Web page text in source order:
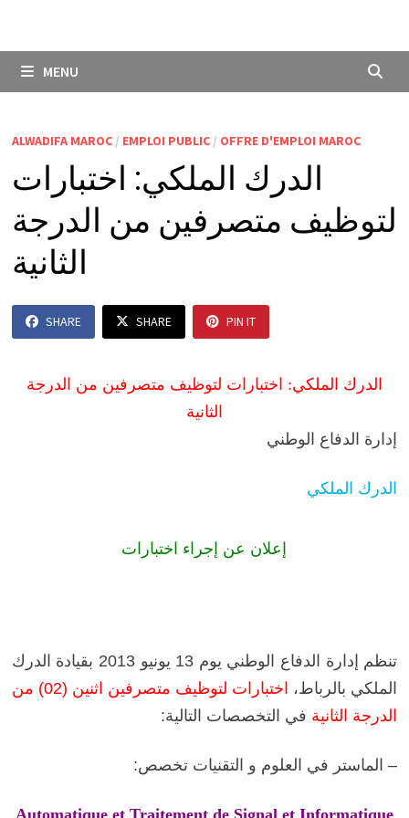
MENU
ALWADIFA MAROC/ EMPLOI PUBLIC/ OFFRE D'EMPLOI MAROC
الدرك الملكي: اختبارات
لتوظيف متصرفين من الدرجة
الثانية
SHARE SHARE PIN IT
الدرك الملكي: اختبارات لتوظيف متصرفين من الدرجة
الثانية
إدارة الدفاع الوطني
الدرك الملكي
إعلان عن إجراء اختبارات
تنظم إدارة الدفاع الوطني يوم 13 يونيو 2013 بقيادة الدرك
الملكي بالرباط،
اختبارات لتوظيف متصرفين اثنين (02) من
الدرجة الثانية في التخصصات التالية:
– الماستر في العلوم و التقنيات تخصص: